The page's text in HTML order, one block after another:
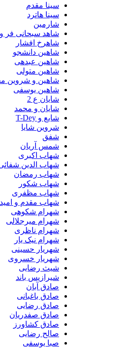
سینا مقدم
سینا هاترد
شارمین
شاهد سبحانی فر و نیما تاری
شاهرخ افشار
شاهین دانشجو
شاهین عبدهی
شاهین متولی
شاهین و شروین محافظت
شاهین یوسفی
شایان ع 2
شایان و محمد
شایع و T-Dey
شروین شایا
شمس آریان
شهاب اکبری
شهاب الدین شفائی
شهاب رمضان
شهاب شکور
شهاب مظفری
شهاب مقدم و امید طیبی
شهرام شکوهی
شهرام میرجلالی
شهرام ناظری
شهرام نیک یار
شهریار حسینی
شهریار خسروی
شیث رضایی
شیرازیس باند
صادق آبان
صادق باغبانی
صادق رضایی
صادق صفدریان
صادق کشاورز
صالح رضایی
صبا یوسفی